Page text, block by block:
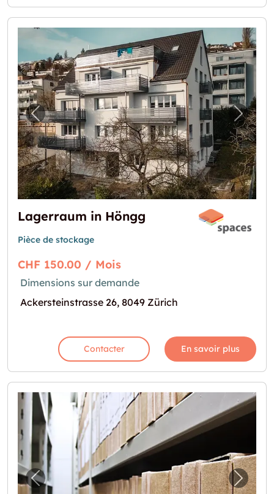
Image précédente pour "Lagerraum in
Lagerraum in Höngg
Pièce de stockage
CHF 150.00 / Mois
Dimensions sur demande
Ackersteinstrasse 26, 8049 Zürich
Contacter En savoir plus
Image précédente pour "Lagerraum an